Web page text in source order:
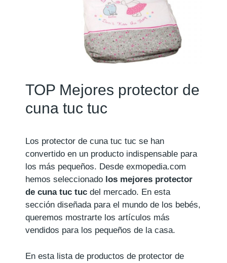
TOP Mejores protector de
cuna tuc tuc
Los protector de cuna tuc tuc se han
convertido en un producto indispensable para
los más pequeños. Desde exmopedia.com
hemos seleccionado los mejores protector
de cuna tuc tuc del mercado. En esta
sección diseñada para el mundo de los bebés,
queremos mostrarte los artículos más
vendidos para los pequeños de la casa.
En esta lista de productos de protector de